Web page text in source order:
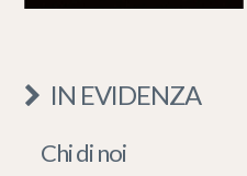
IN EVIDENZA
Chi di noi